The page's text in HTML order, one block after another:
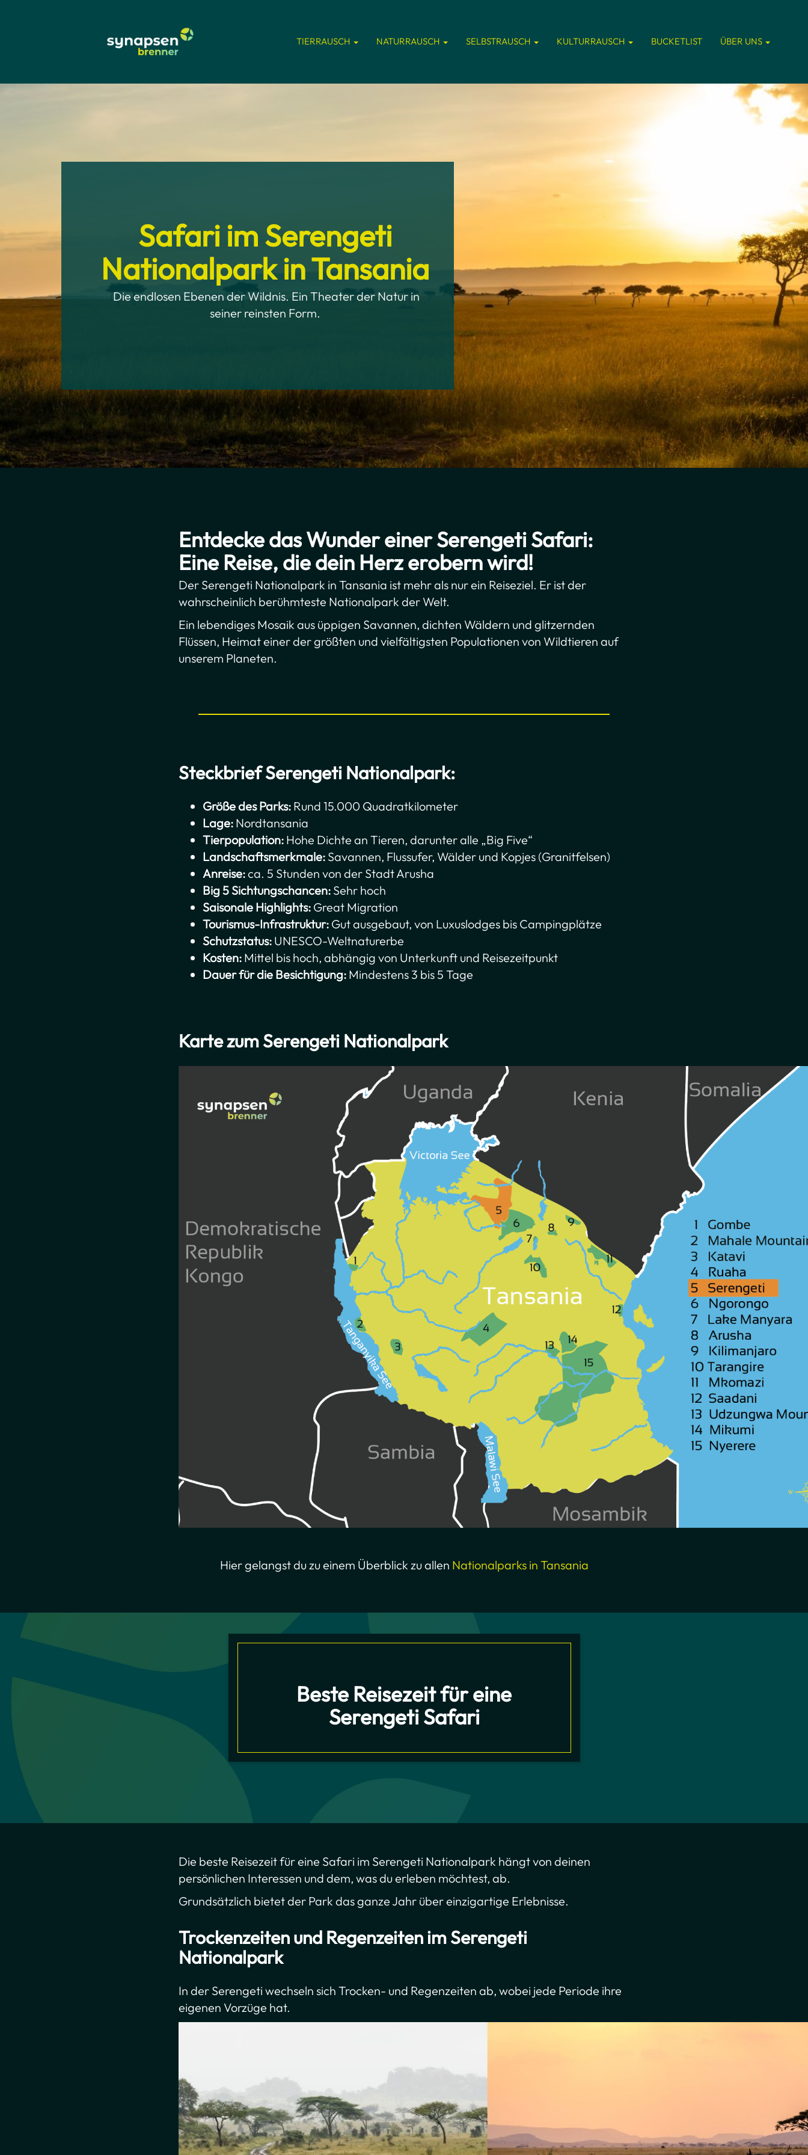
TIERRAUSCH NATURRAUSCH SELBSTRAUSCH KULTURRAUSCH BUCKETLIST ÜBER UNS
Safari im Serengeti
Nationalpark in Tansania
Die endlosen Ebenen der Wildnis. Ein Theater der Natur in
seiner reinsten Form.
Entdecke das Wunder einer Serengeti Safari:
Eine Reise, die dein Herz erobern wird!
Der Serengeti Nationalpark in Tansania ist mehr als nur ein Reiseziel. Er ist der
wahrscheinlich berühmteste Nationalpark der Welt.
Ein lebendiges Mosaik aus üppigen Savannen, dichten Wäldern und glitzernden
Flüssen, Heimat einer der größten und vielfältigsten Populationen von Wildtieren auf
unserem Planeten.
Steckbrief Serengeti Nationalpark:
Größe des Parks: Rund 15.000 Quadratkilometer
Lage: Nordtansania
Tierpopulation: Hohe Dichte an Tieren, darunter alle „Big Five“
Landschaftsmerkmale: Savannen, Flussufer, Wälder und Kopjes (Granitfelsen)
Anreise:ca. 5 Stunden von der Stadt Arusha
Big 5 Sichtungschancen: Sehr hoch
Saisonale Highlights: Great Migration
Tourismus-Infrastruktur: Gut ausgebaut, von Luxuslodges bis Campingplätze
Schutzstatus: UNESCO-Weltnaturerbe
Kosten: Mittel bis hoch, abhängig von Unterkunft und Reisezeitpunkt
Dauer für die Besichtigung: Mindestens 3 bis 5 Tage
Karte zum Serengeti Nationalpark
Hier gelangst du zu einem Überblick zu allen Nationalparks in Tansania
Beste Reisezeit für eine
Serengeti Safari
Die beste Reisezeit für eine Safari im Serengeti Nationalpark hängt von deinen
persönlichen Interessen und dem, was du erleben möchtest, ab.
Grundsätzlich bietet der Park das ganze Jahr über einzigartige Erlebnisse.
Trockenzeiten und Regenzeiten im Serengeti
Nationalpark
In der Serengeti wechseln sich Trocken- und Regenzeiten ab, wobei jede Periode ihre
eigenen Vorzüge hat.